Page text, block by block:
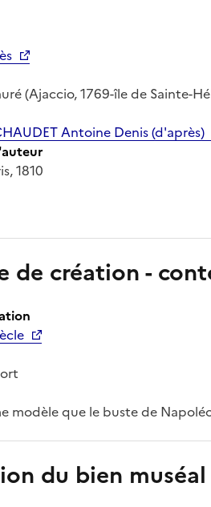
(Ajaccio, 1769-île de Sainte-
Antoine Denis (d'après)
1810
de création -
modèle que le buste de
du bien muséal